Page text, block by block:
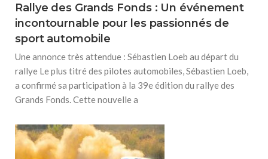
Rallye des Grands Fonds : Un événement
incontournable pour les passionnés de
sport automobile
Une annonce très attendue : Sébastien Loeb au départ du
rallye Le plus titré des pilotes automobiles, Sébastien Loeb,
a confirmé sa participation à la 39e édition du rallye des
Grands Fonds. Cette nouvelle a